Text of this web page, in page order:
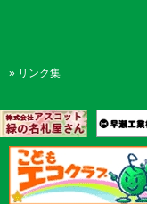
» リンク集